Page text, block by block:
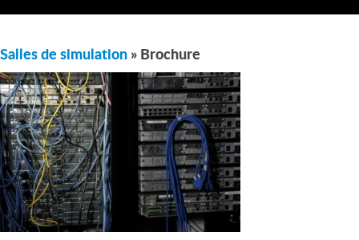
Salles de simulation » Brochure